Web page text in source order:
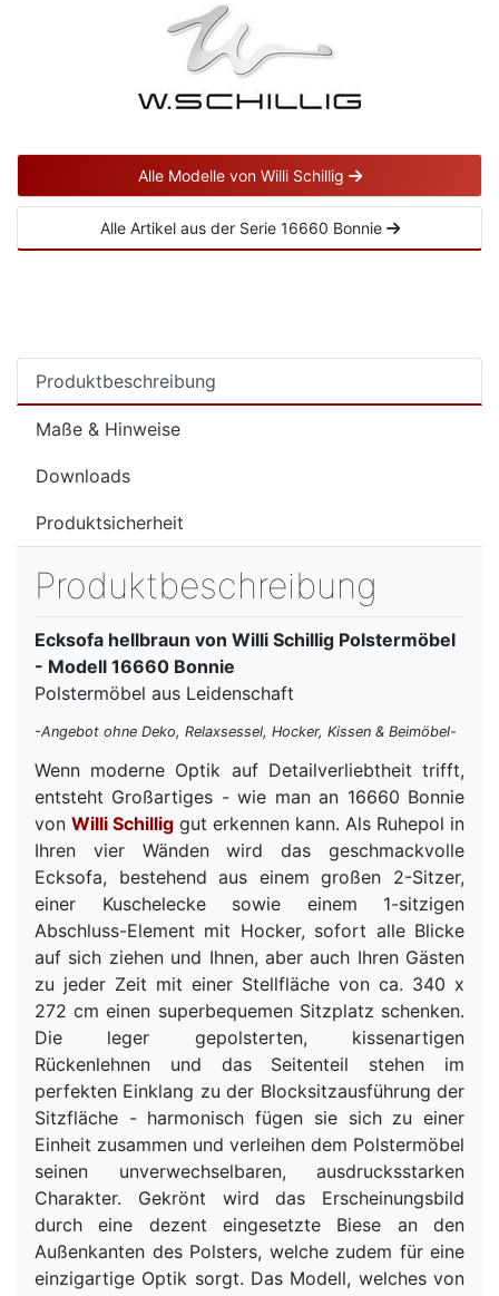
Alle Modelle von Willi Schillig
Alle Artikel aus der Serie 16660 Bonnie
Produktbeschreibung
Maße & Hinweise
Downloads
Produktsicherheit
Produktbeschreibung
Ecksofa hellbraun von Willi Schillig Polstermöbel
- Modell 16660 Bonnie
Polstermöbel aus Leidenschaft
-Angebot ohne Deko, Relaxsessel, Hocker, Kissen & Beimöbel-
Wenn moderne Optik auf Detailverliebtheit trifft,
entsteht Großartiges - wie man an 16660 Bonnie
von Willi Schillig gut erkennen kann. Als Ruhepol in
Ihren vier Wänden wird das geschmackvolle
Ecksofa, bestehend aus einem großen 2-Sitzer,
einer Kuschelecke sowie einem 1-sitzigen
Abschluss-Element mit Hocker, sofort alle Blicke
auf sich ziehen und Ihnen, aber auch Ihren Gästen
zu jeder Zeit mit einer Stellfläche von ca. 340 x
272 cm einen superbequemen Sitzplatz schenken.
Die leger gepolsterten, kissenartigen
Rückenlehnen und das Seitenteil stehen im
perfekten Einklang zu der Blocksitzausführung der
Sitzfläche - harmonisch fügen sie sich zu einer
Einheit zusammen und verleihen dem Polstermöbel
seinen unverwechselbaren, ausdrucksstarken
Charakter. Gekrönt wird das Erscheinungsbild
durch eine dezent eingesetzte Biese an den
Außenkanten des Polsters, welche zudem für eine
einzigartige Optik sorgt. Das Modell, welches von